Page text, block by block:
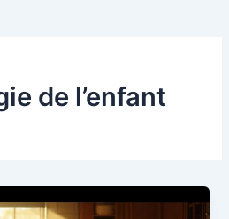
de l’enfant